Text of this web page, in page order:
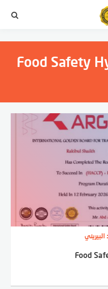
Food Safety
Food